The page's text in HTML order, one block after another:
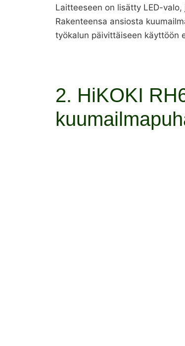
Laitteeseen on lisätty LED-
Rakenteensa ansiosta
työkalun päivittäiseen käyttöön
2. HiKOKI